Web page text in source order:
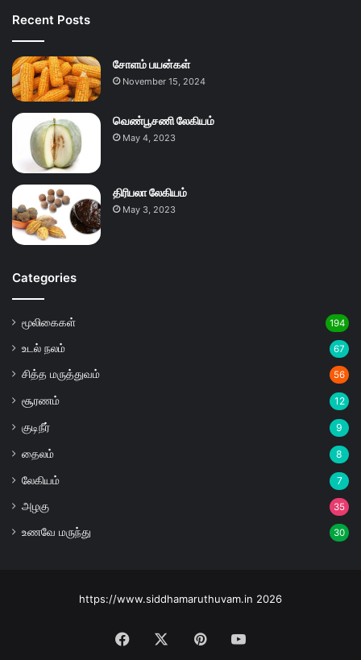
Recent Posts
சோளம் பயன்கள்
November 15, 2024
வெண்பூசணி லேகியம்
May 4, 2023
திரிபலா லேகியம்
May 3, 2023
Categories
மூலிகைகள் 194
உடல் நலம் 67
சித்த மருத்துவம் 56
சூரணம் 12
குடிநீர் 9
தைலம் 8
லேகியம் 7
அழகு 35
உணவே மருந்து 30
https://www.siddhamaruthuvam.in 2026
Facebook Pinterest